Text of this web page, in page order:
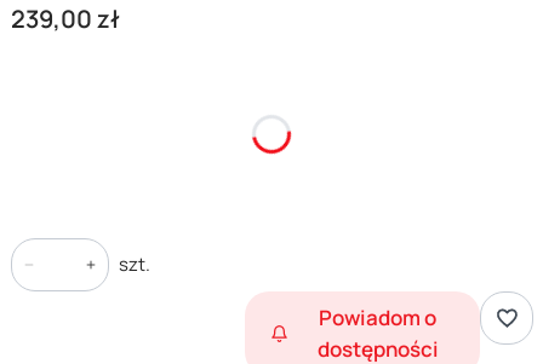
Cena
239,00 zł
szt.
Powiadom o
dostępności